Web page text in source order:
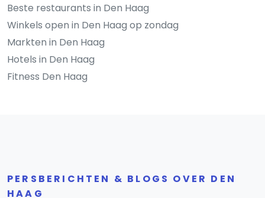
Beste restaurants in Den Haag
Winkels open in Den Haag op zondag
Markten in Den Haag
Hotels in Den Haag
Fitness Den Haag
PERSBERICHTEN & BLOGS OVER DEN
HAAG